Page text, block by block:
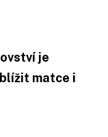
je
matce i